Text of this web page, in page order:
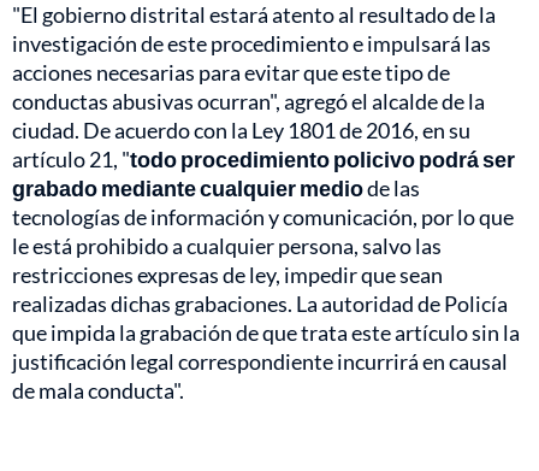
"El gobierno distrital estará atento al resultado de la
investigación de este procedimiento e impulsará las
acciones necesarias para evitar que este tipo de
conductas abusivas ocurran", agregó el alcalde de la
ciudad. De acuerdo con la Ley 1801 de 2016, en su
artículo 21, "todo procedimiento policivo podrá ser
grabado mediante cualquier mediode las
tecnologías de información y comunicación, por lo que
le está prohibido a cualquier persona, salvo las
restricciones expresas de ley, impedir que sean
realizadas dichas grabaciones. La autoridad de Policía
que impida la grabación de que trata este artículo sin la
justificación legal correspondiente incurrirá en causal
de mala conducta".